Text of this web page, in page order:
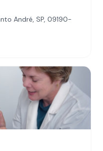
André, SP, 09190-